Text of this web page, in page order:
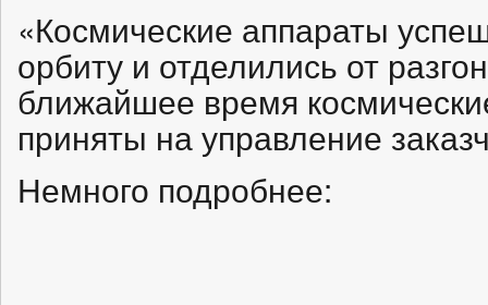
«Космические аппараты
орбиту и отделились от
ближайшее время
приняты на управление
Немного подробнее: